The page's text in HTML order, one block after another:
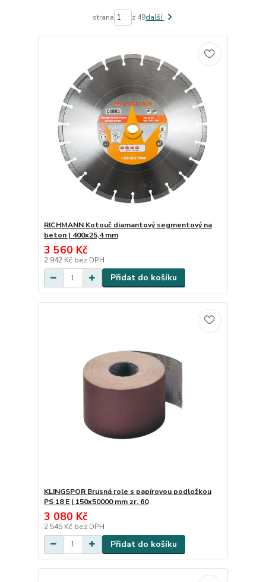
strana z 49další
RICHMANN Kotouč diamantový segmentový na
beton | 400x25,4 mm
3 560 Kč
2 942 Kč bez DPH
Přidat do košíku
KLINGSPOR Brusná role s papírovou podložkou
PS 18 E | 150x50000 mm zr. 60
3 080 Kč
2 545 Kč bez DPH
Přidat do košíku